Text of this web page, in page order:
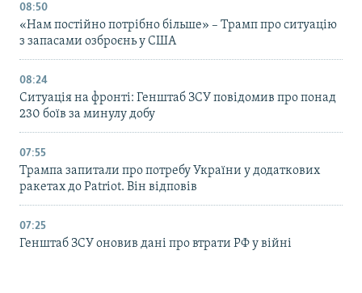
08:50
«Нам постійно потрібно більше» – Трамп про ситуацію
з запасами озброєнь у США
08:24
Ситуація на фронті: Генштаб ЗСУ повідомив про понад
230 боїв за минулу добу
07:55
Трампа запитали про потребу України у додаткових
ракетах до Patriot. Він відповів
07:25
Генштаб ЗСУ оновив дані про втрати РФ у війні